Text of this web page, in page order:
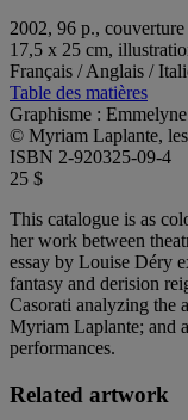
2002, 96 p.,
17,5 x 25 cm,
Français / Anglais /
Table des matières
Graphisme :
© Myriam Laplante,
ISBN 2-920325-09-4
25 $
This catalogue is as
her work between
essay by Louise Déry
fantasy and derision
Casorati analyzing the
Myriam Laplante; and
performances.
Related artwork